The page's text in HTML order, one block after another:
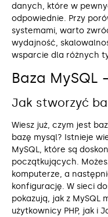
danych, które w
odpowiednie. Przy
systemami, warto
wydajność,
wsparcie dla różnych
Baza MySQL
Jak stworzyć
Wiesz już, czym jest
bazę mysql? Istnieje
MySQL, które są
początkujących.
komputerze, a
konfigurację. W sieci
pokazują, jak z MySQL
użytkownicy PHP, jak i